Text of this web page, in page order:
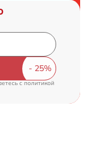
cполитикой